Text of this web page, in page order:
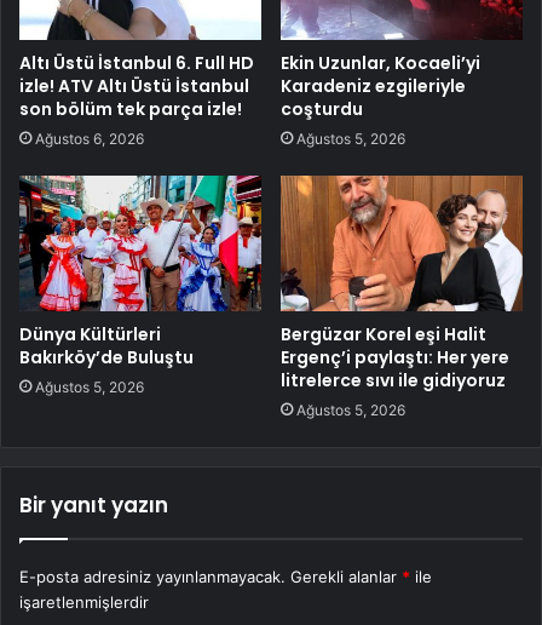
Altı Üstü İstanbul 6. Full HD
izle! ATV Altı Üstü İstanbul
son bölüm tek parça izle!
Ağustos 6, 2026
Ekin Uzunlar, Kocaeli’yi
Karadeniz ezgileriyle
coşturdu
Ağustos 5, 2026
Dünya Kültürleri
Bakırköy’de Buluştu
Ağustos 5, 2026
Bergüzar Korel eşi Halit
Ergenç’i paylaştı: Her yere
litrelerce sıvı ile gidiyoruz
Ağustos 5, 2026
Bir yanıt yazın
E-posta adresiniz yayınlanmayacak. Gerekli alanlar * ile
işaretlenmişlerdir